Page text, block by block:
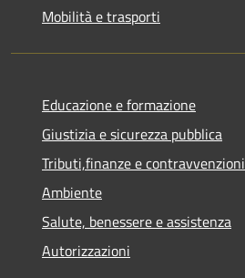
Mobilità e trasporti
Educazione e formazione
Giustizia e sicurezza pubblica
Tributi,finanze e contravvenzioni
Ambiente
Salute, benessere e assistenza
Autorizzazioni